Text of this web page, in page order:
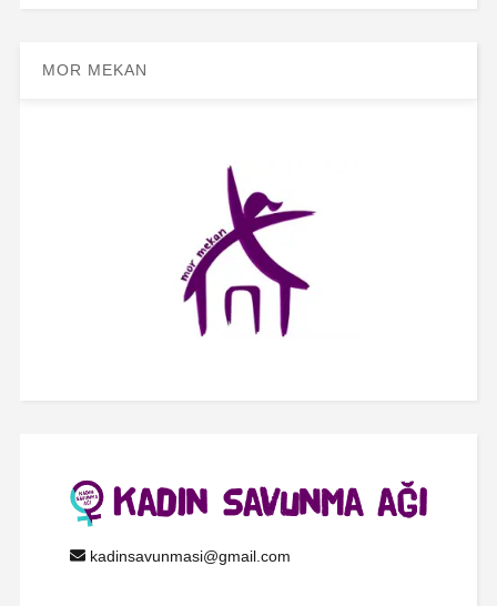
MOR MEKAN
kadinsavunmasi@gmail.com